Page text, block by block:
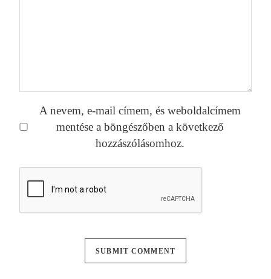
A nevem, e-mail címem, és weboldalcímem
mentése a böngészőben a következő
hozzászólásomhoz.